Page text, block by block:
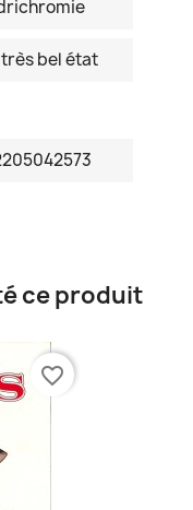
bel état
ce produit
favorite_border